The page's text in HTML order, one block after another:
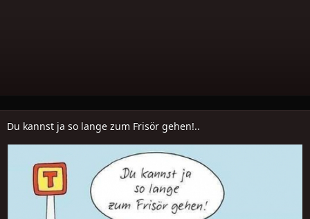
Du kannst ja so lange zum Frisör gehen!..